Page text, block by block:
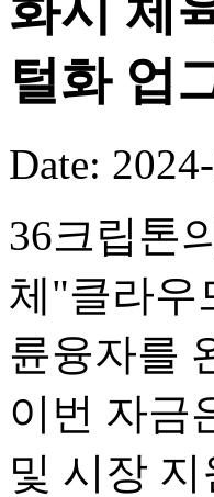
털화 업
Date:
36크립톤
체"클라우
륜융자를
이번 자금
및 시장